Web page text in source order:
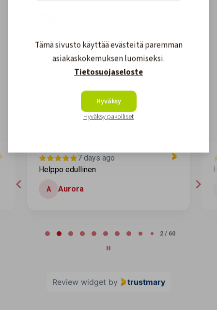
Asiakkaidemme kokemuksia
Kirjoita arvostelu
7 days ago
Helppo edullinen
A Aurora
2 / 60
Review widget by trustmary
Tämä sivusto käyttää evästeitä paremman
asiakaskokemuksen luomiseksi.
Tietosuojaseloste
Hyväksy
Hyväksy pakolliset